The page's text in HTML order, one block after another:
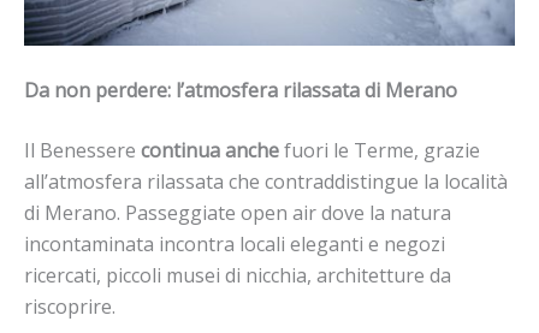
Da non perdere: l’atmosfera rilassata di Merano
Il Benessere continua anchefuori le Terme, grazie
all’atmosfera rilassata che contraddistingue la località
di Merano. Passeggiate open air dove la natura
incontaminata incontra locali eleganti e negozi
ricercati, piccoli musei di nicchia, architetture da
riscoprire.